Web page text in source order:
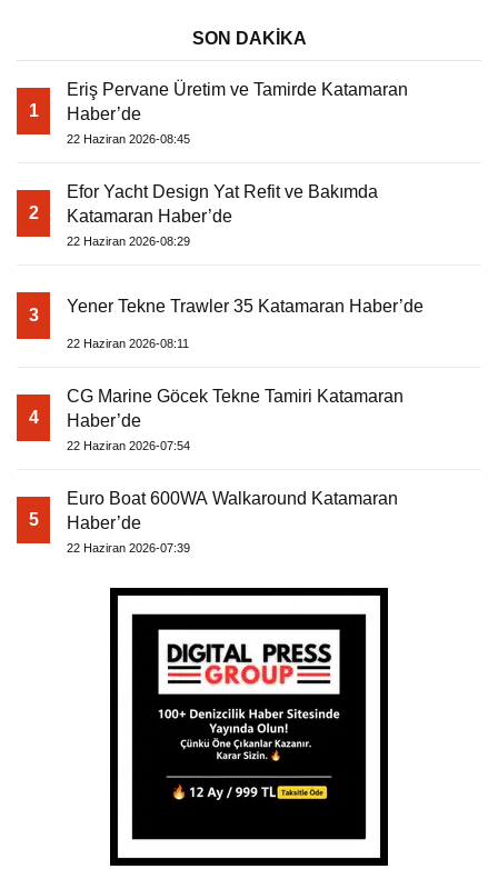
SON DAKİKA
1
Eriş Pervane Üretim ve Tamirde Katamaran
Haber’de
22 Haziran 2026-08:45
2
Efor Yacht Design Yat Refit ve Bakımda
Katamaran Haber’de
22 Haziran 2026-08:29
3 Yener Tekne Trawler 35 Katamaran Haber’de
22 Haziran 2026-08:11
4
CG Marine Göcek Tekne Tamiri Katamaran
Haber’de
22 Haziran 2026-07:54
5
Euro Boat 600WA Walkaround Katamaran
Haber’de
22 Haziran 2026-07:39